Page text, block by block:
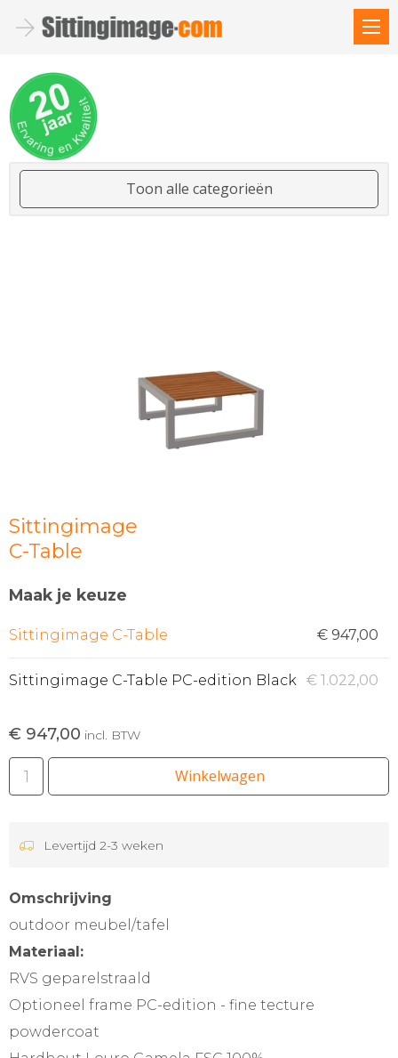
Toon alle categorieën
Sittingimage
C-Table
Maak je keuze
Sittingimage C-Table € 947,00
Sittingimage C-Table PC-edition Black € 1.022,00
€ 947,00 incl. BTW
Winkelwagen
Levertijd 2-3 weken
Omschrijving
outdoor meubel/tafel
Materiaal:
RVS geparelstraald
Optioneel frame PC-edition - fine tecture
powdercoat